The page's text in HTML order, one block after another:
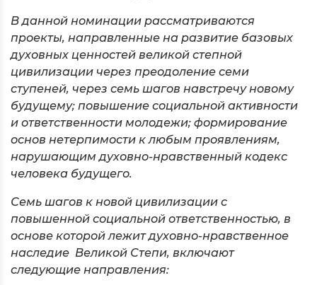
В данной номинации рассматриваются
проекты, направленные на развитие базовых
духовных ценностей великой степной
цивилизации через преодоление семи
ступеней, через семь шагов навстречу новому
будущему; повышение социальной активности
и ответственности молодежи; формирование
основ нетерпимости к любым проявлениям,
нарушающим духовно-нравственный кодекс
человека будущего.
Семь шагов к новой цивилизации с
повышенной социальной ответственностью, в
основе которой лежит духовно-нравственное
наследие Великой Степи, включают
следующие направления: